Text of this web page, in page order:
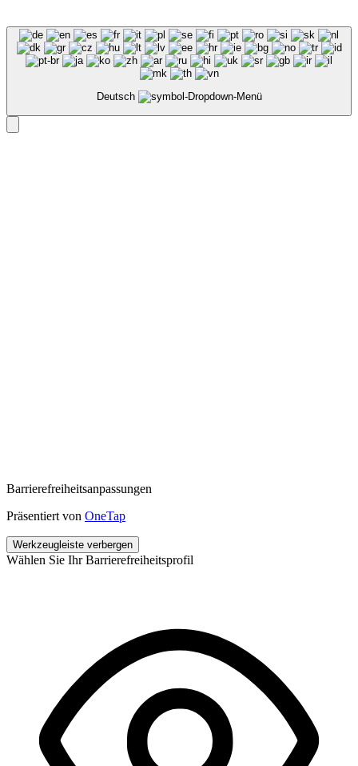
Deutsch
Barrierefreiheitsanpassungen
Präsentiert von OneTap
Werkzeugleiste verbergen
Wählen Sie Ihr Barrierefreiheitsprofil